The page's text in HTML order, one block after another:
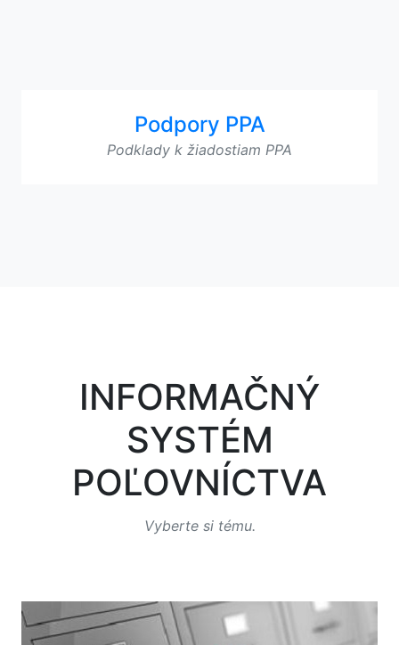
Podpory PPA
Podklady k žiadostiam PPA
INFORMAČNÝ
SYSTÉM
POĽOVNÍCTVA
Vyberte si tému.